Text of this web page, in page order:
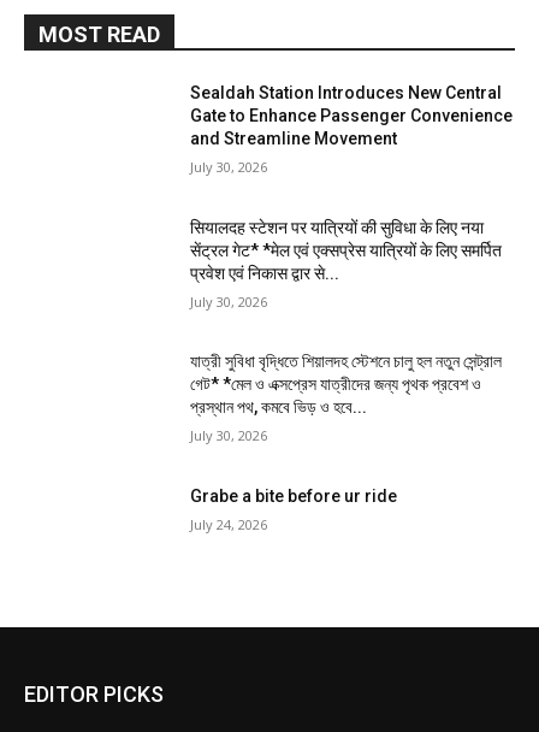
MOST READ
Sealdah Station Introduces New Central
Gate to Enhance Passenger Convenience
and Streamline Movement
July 30, 2026
सियालदह स्टेशन पर यात्रियों की सुविधा के लिए नया
सेंट्रल गेट* *मेल एवं एक्सप्रेस यात्रियों के लिए समर्पित
प्रवेश एवं निकास द्वार से...
July 30, 2026
যাত্রী সুবিধা বৃদ্ধিতে শিয়ালদহ স্টেশনে চালু হল নতুন সেন্ট্রাল
গেট* *মেল ও এক্সপ্রেস যাত্রীদের জন্য পৃথক প্রবেশ ও
প্রস্থান পথ, কমবে ভিড় ও হবে...
July 30, 2026
Grabe a bite before ur ride
July 24, 2026
EDITOR PICKS